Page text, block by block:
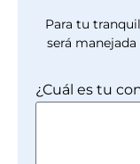
Para tu
será
¿Cuál es tu